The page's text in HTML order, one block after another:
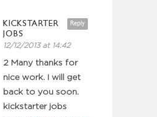
Reply
KICKSTARTER
JOBS
12/12/2013 at 14:42
2 Many thanks for
nice work. I will get
back to you soon.
kickstarter jobs